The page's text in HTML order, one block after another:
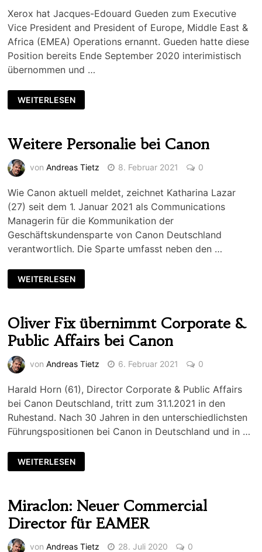
Xerox hat Jacques-Edouard Gueden zum Executive
Vice President and President of Europe, Middle East &
Africa (EMEA) Operations ernannt. Gueden hatte diese
Position bereits Ende September 2020 interimistisch
übernommen und …
WEITERLESEN
Weitere Personalie bei Canon
von Andreas Tietz 8. Februar 2021 0
Wie Canon aktuell meldet, zeichnet Katharina Lazar
(27) seit dem 1. Januar 2021 als Communications
Managerin für die Kommunikation der
Geschäftskundensparte von Canon Deutschland
verantwortlich. Die Sparte umfasst neben den …
WEITERLESEN
Oliver Fix übernimmt Corporate &
Public Affairs bei Canon
von Andreas Tietz 6. Februar 2021 0
Harald Horn (61), Director Corporate & Public Affairs
bei Canon Deutschland, tritt zum 31.1.2021 in den
Ruhestand. Nach 30 Jahren in den unterschiedlichsten
Führungspositionen bei Canon in Deutschland und in …
WEITERLESEN
Miraclon: Neuer Commercial
Director für EAMER
von Andreas Tietz 28. Juli 2020 0